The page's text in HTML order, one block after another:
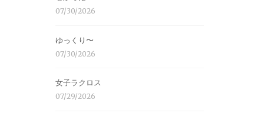
07/30/2026
ゆっくり〜
07/30/2026
女子ラクロス
07/29/2026